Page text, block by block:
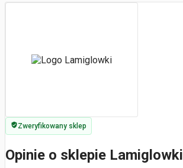
Zweryfikowany sklep
Opinie o sklepie Lamiglowki